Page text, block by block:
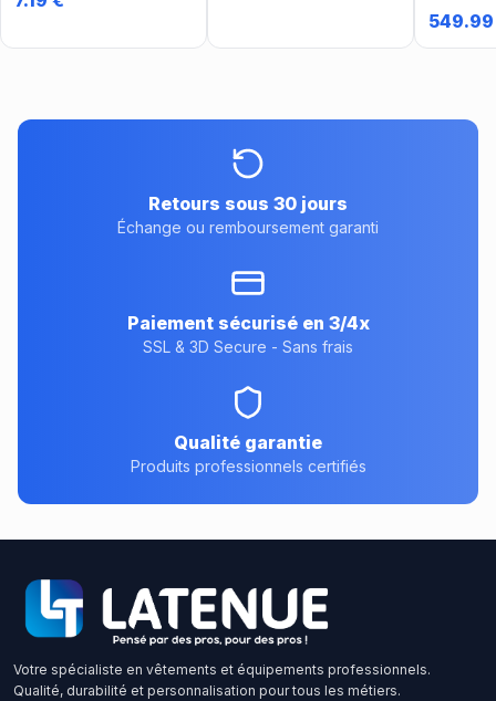
Gendarmerie 26x6
549.99
Retours sous 30 jours
Échange ou remboursement garanti
Paiement sécurisé en 3/4x
SSL & 3D Secure - Sans frais
Qualité garantie
Produits professionnels certifiés
Votre spécialiste en vêtements et équipements professionnels.
Qualité, durabilité et personnalisation pour tous les métiers.